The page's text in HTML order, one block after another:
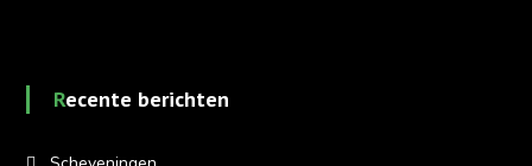
Recente berichten